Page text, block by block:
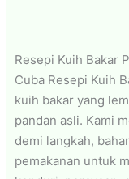
Resepi Kuih Bakar
Cuba Resepi Kuih
kuih bakar yang
pandan asli. Kami
demi langkah,
pemakanan untuk